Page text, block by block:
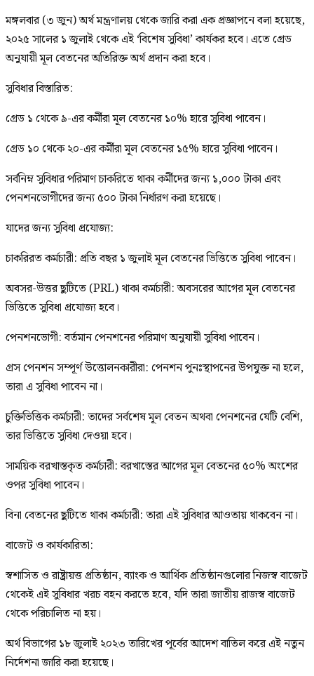
মঙ্গলবার (৩ জুন) অর্থ মন্ত্রণালয় থেকে জারি করা এক প্রজ্ঞাপনে বলা হয়েছে,
২০২৫ সালের ১ জুলাই থেকে এই ‘বিশেষ সুবিধা’ কার্যকর হবে। এতে গ্রেড
অনুযায়ী মূল বেতনের অতিরিক্ত অর্থ প্রদান করা হবে।
সুবিধার বিস্তারিত:
গ্রেড ১ থেকে ৯-এর কর্মীরা মূল বেতনের ১০% হারে সুবিধা পাবেন।
গ্রেড ১০ থেকে ২০-এর কর্মীরা মূল বেতনের ১৫% হারে সুবিধা পাবেন।
সর্বনিম্ন সুবিধার পরিমাণ চাকরিতে থাকা কর্মীদের জন্য ১,০০০ টাকা এবং
পেনশনভোগীদের জন্য ৫০০ টাকা নির্ধারণ করা হয়েছে।
যাদের জন্য সুবিধা প্রযোজ্য:
চাকরিরত কর্মচারী: প্রতি বছর ১ জুলাই মূল বেতনের ভিত্তিতে সুবিধা পাবেন।
অবসর-উত্তর ছুটিতে (PRL) থাকা কর্মচারী: অবসরের আগের মূল বেতনের
ভিত্তিতে সুবিধা প্রযোজ্য হবে।
পেনশনভোগী: বর্তমান পেনশনের পরিমাণ অনুযায়ী সুবিধা পাবেন।
গ্রস পেনশন সম্পূর্ণ উত্তোলনকারীরা: পেনশন পুনঃস্থাপনের উপযুক্ত না হলে,
তারা এ সুবিধা পাবেন না।
চুক্তিভিত্তিক কর্মচারী: তাদের সর্বশেষ মূল বেতন অথবা পেনশনের যেটি বেশি,
তার ভিত্তিতে সুবিধা দেওয়া হবে।
সাময়িক বরখাস্তকৃত কর্মচারী: বরখাস্তের আগের মূল বেতনের ৫০% অংশের
ওপর সুবিধা পাবেন।
বিনা বেতনের ছুটিতে থাকা কর্মচারী: তারা এই সুবিধার আওতায় থাকবেন না।
বাজেট ও কার্যকারিতা:
স্বশাসিত ও রাষ্ট্রায়ত্ত প্রতিষ্ঠান, ব্যাংক ও আর্থিক প্রতিষ্ঠানগুলোর নিজস্ব বাজেট
থেকেই এই সুবিধার খরচ বহন করতে হবে, যদি তারা জাতীয় রাজস্ব বাজেট
থেকে পরিচালিত না হয়।
অর্থ বিভাগের ১৮ জুলাই ২০২৩ তারিখের পূর্বের আদেশ বাতিল করে এই নতুন
নির্দেশনা জারি করা হয়েছে।